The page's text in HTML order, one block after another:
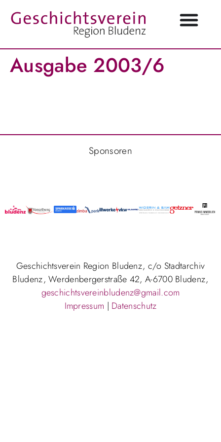
Ausgabe 2003/6
Sponsoren
Geschichtsverein Region Bludenz, c/o Stadtarchiv
Bludenz, Werdenbergerstraße 42, A-6700 Bludenz,
geschichtsvereinbludenz@gmail.com
Impressum | Datenschutz